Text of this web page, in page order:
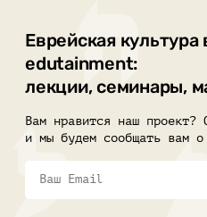
Еврейская
edutainment:
лекции, семинары,
Вам нравится наш проект?
и мы будем сообщать вам о